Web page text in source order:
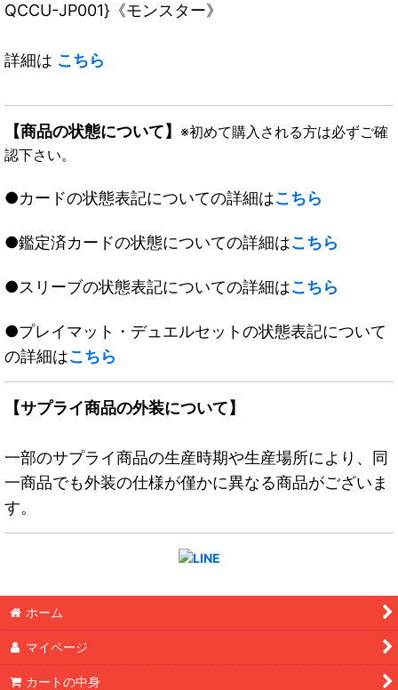
QCCU-JP001}《モンスター》
詳細は こちら
【商品の状態について】 ※初めて購入される方は必ずご確
認下さい。
●カードの状態表記についての詳細はこちら
●鑑定済カードの状態についての詳細はこちら
●スリーブの状態表記についての詳細はこちら
●プレイマット・デュエルセットの状態表記について
の詳細はこちら
【サプライ商品の外装について】
一部のサプライ商品の生産時期や生産場所により、同
一商品でも外装の仕様が僅かに異なる商品がございま
す。
ホーム
マイページ
カートの中身